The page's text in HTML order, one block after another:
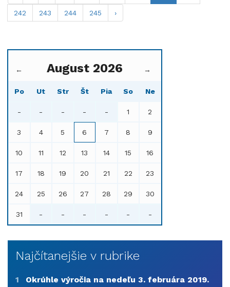
242 243 244 245 ›
← August 2026 →
Po Ut Str Št Pia So Ne
- - - - - 1 2
3 4 5 6 7 8 9
10 11 12 13 14 15 16
17 18 19 20 21 22 23
24 25 26 27 28 29 30
31 - - - - - -
Najčítanejšie v rubrike
1 Okrúhle výročia na nedeľu 3. februára 2019.